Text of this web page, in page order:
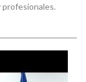
profesionales.